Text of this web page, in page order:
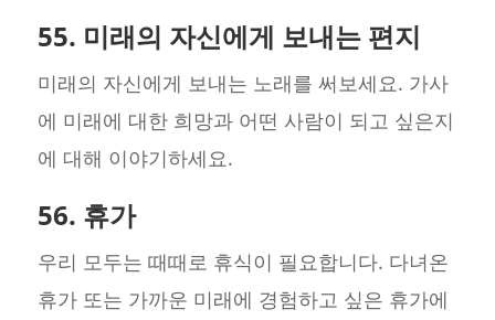
55. 미래의 자신에게 보내는 편지
미래의 자신에게 보내는 노래를 써보세요. 가사
에 미래에 대한 희망과 어떤 사람이 되고 싶은지
에 대해 이야기하세요.
56. 휴가
우리 모두는 때때로 휴식이 필요합니다. 다녀온
휴가 또는 가까운 미래에 경험하고 싶은 휴가에